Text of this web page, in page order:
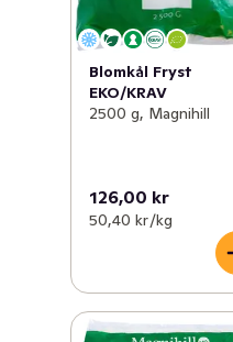
Blomkål Fryst
EKO/KRAV
2500 g, Magnihill
126,00 kr
50,40 kr /kg